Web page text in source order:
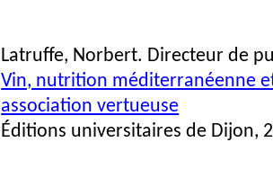
Latruffe, Norbert. Directeur de
Vin, nutrition méditerranéenne
association vertueuse
Éditions universitaires de Dijon,